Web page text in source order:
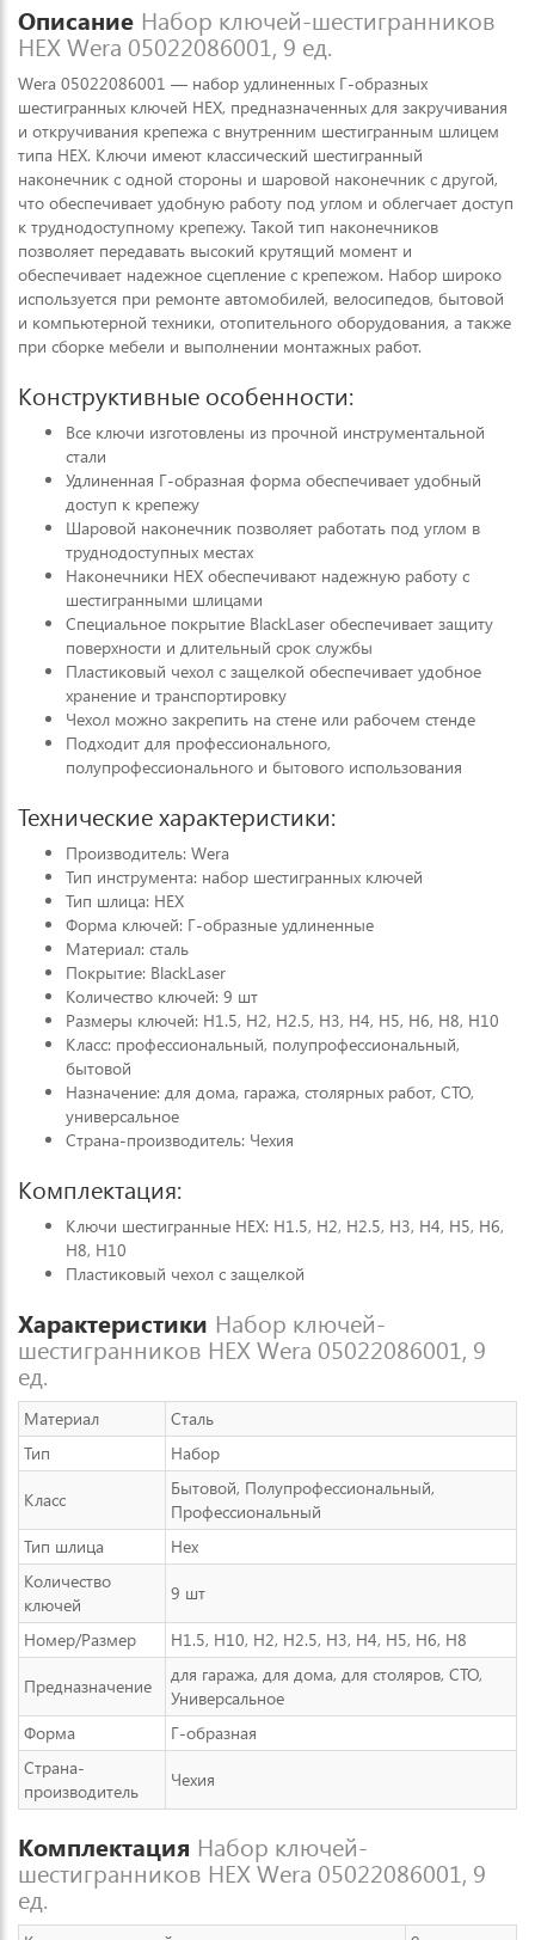
Описание Набор ключей-шестигранников
HEX Wera 05022086001, 9 ед.
Wera 05022086001 — набор удлиненных Г-образных
шестигранных ключей HEX, предназначенных для закручивания
и откручивания крепежа с внутренним шестигранным шлицем
типа HEX. Ключи имеют классический шестигранный
наконечник с одной стороны и шаровой наконечник с другой,
что обеспечивает удобную работу под углом и облегчает доступ
к труднодоступному крепежу. Такой тип наконечников
позволяет передавать высокий крутящий момент и
обеспечивает надежное сцепление с крепежом. Набор широко
используется при ремонте автомобилей, велосипедов, бытовой
и компьютерной техники, отопительного оборудования, а также
при сборке мебели и выполнении монтажных работ.
Конструктивные особенности:
Все ключи изготовлены из прочной инструментальной
стали
Удлиненная Г-образная форма обеспечивает удобный
доступ к крепежу
Шаровой наконечник позволяет работать под углом в
труднодоступных местах
Наконечники HEX обеспечивают надежную работу с
шестигранными шлицами
Специальное покрытие BlackLaser обеспечивает защиту
поверхности и длительный срок службы
Пластиковый чехол с защелкой обеспечивает удобное
хранение и транспортировку
Чехол можно закрепить на стене или рабочем стенде
Подходит для профессионального,
полупрофессионального и бытового использования
Технические характеристики:
Производитель: Wera
Тип инструмента: набор шестигранных ключей
Тип шлица: HEX
Форма ключей: Г-образные удлиненные
Материал: сталь
Покрытие: BlackLaser
Количество ключей: 9 шт
Размеры ключей: H1.5, H2, H2.5, H3, H4, H5, H6, H8, H10
Класс: профессиональный, полупрофессиональный,
бытовой
Назначение: для дома, гаража, столярных работ, СТО,
универсальное
Страна-производитель: Чехия
Комплектация:
Ключи шестигранные HEX: H1.5, H2, H2.5, H3, H4, H5, H6,
H8, H10
Пластиковый чехол с защелкой
Характеристики Набор ключей-
шестигранников HEX Wera 05022086001, 9
ед.
Материал
Сталь
Тип
Набор
Класс
Бытовой, Полупрофессиональный,
Профессиональный
Тип шлица
Hex
Количество
ключей
9 шт
Номер/Размер H1.5, H10, H2, H2.5, H3, H4, H5, H6, H8
Предназначение
для гаража, для дома, для столяров, СТО,
Универсальное
Форма
Г-образная
Страна-
производитель
Чехия
Комплектация Набор ключей-
шестигранников HEX Wera 05022086001, 9
ед.